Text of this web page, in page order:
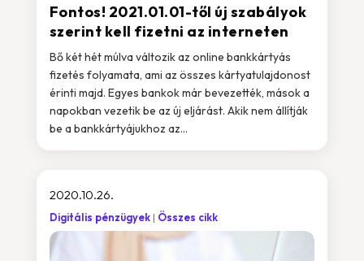
Fontos! 2021.01.01-től új szabályok
szerint kell fizetni az interneten
Bő két hét múlva változik az online bankkártyás
fizetés folyamata, ami az összes kártyatulajdonost
érinti majd. Egyes bankok már bevezették, mások a
napokban vezetik be az új eljárást. Akik nem állítják
be a bankkártyájukhoz az...
2020.10.26.
Digitális pénzügyek Összes cikk